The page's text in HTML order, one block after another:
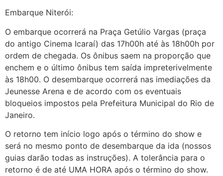
Embarque Niterói:
O embarque ocorrerá na Praça Getúlio Vargas (praça
do antigo Cinema Icaraí) das 17h00h até às 18h00h por
ordem de chegada. Os ônibus saem na proporção que
enchem e o último ônibus tem saída impreterivelmente
às 18h00. O desembarque ocorrerá nas imediações da
Jeunesse Arena e de acordo com os eventuais
bloqueios impostos pela Prefeitura Municipal do Rio de
Janeiro.
O retorno tem início logo após o término do show e
será no mesmo ponto de desembarque da ida (nossos
guias darão todas as instruções). A tolerância para o
retorno é de até UMA HORA após o término do show.